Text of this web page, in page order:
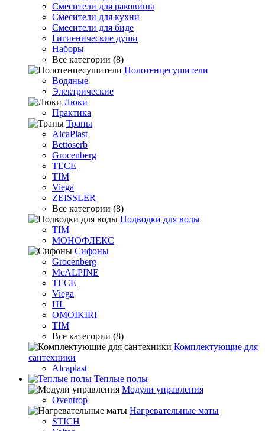
Смесители для раковины
Смесители для кухни
Смесители для биде
Гигиенические души
Наборы
Все категории (8)
Полотенцесушители
Водяные
Электрические
Люки
Практика
Трапы
AlcaPlast
Bettoserb
Grocenberg
TECE
TIM
Viega
ZEISSLER
Все категории (8)
Подводки для воды
TIM
МОНОФЛЕКС
Сифоны
Grocenberg
McALPINE
TECE
Viega
HL
OMOIKIRI
TIM
Все категории (8)
Комплектующие для
сантехники
Alcaplast
Теплые полы
Модули управления
Oventrop
Нагревательные маты
STICH